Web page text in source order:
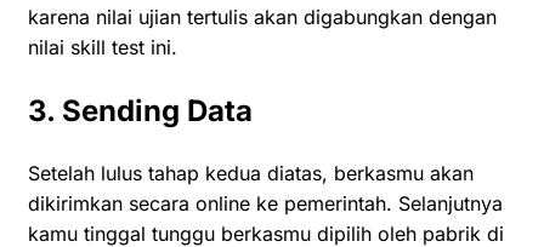
karena nilai ujian tertulis akan digabungkan dengan
nilai skill test ini.
3. Sending Data
Setelah lulus tahap kedua diatas, berkasmu akan
dikirimkan secara online ke pemerintah. Selanjutnya
kamu tinggal tunggu berkasmu dipilih oleh pabrik di